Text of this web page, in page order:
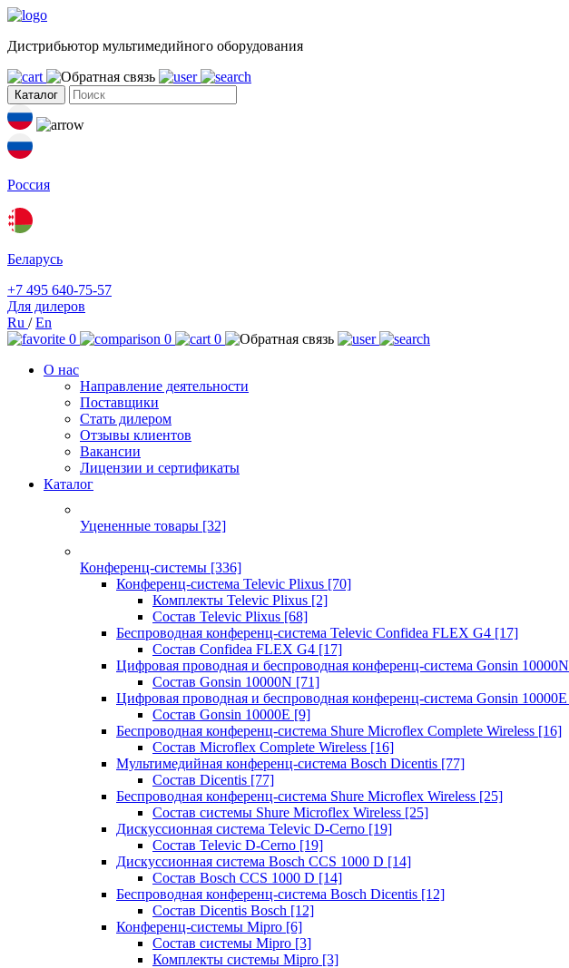
Дистрибьютор мультимедийного оборудования
Каталог
Россия
Беларусь
+7 495 640-75-57
Для дилеров
Ru /En
0
0
0
О нас
Направление деятельности
Поставщики
Стать дилером
Отзывы клиентов
Вакансии
Лицензии и сертификаты
Каталог
Уцененные товары [32]
Конференц-системы [336]
Конференц-система Televic Plixus [70]
Комплекты Televic Plixus [2]
Состав Televic Plixus [68]
Беспроводная конференц-система Televic Confidea FLEX G4 [17]
Состав Confidea FLEX G4 [17]
Цифровая проводная и беспроводная конференц-система Gonsin 10000N
Состав Gonsin 10000N [71]
Цифровая проводная и беспроводная конференц-система Gonsin 10000E
Состав Gonsin 10000E [9]
Беспроводная конференц-система Shure Microflex Complete Wireless [16]
Состав Microflex Complete Wireless [16]
Мультимедийная конференц-система Bosch Dicentis [77]
Состав Dicentis [77]
Беспроводная конференц-система Shure Microflex Wireless [25]
Состав системы Shure Microflex Wireless [25]
Дискуссионная система Televic D-Cerno [19]
Состав Televic D-Cerno [19]
Дискуссионная система Bosch CCS 1000 D [14]
Состав Bosch CCS 1000 D [14]
Беспроводная конференц-система Bosch Dicentis [12]
Состав Dicentis Bosch [12]
Конференц-системы Mipro [6]
Состав системы Mipro [3]
Комплекты системы Mipro [3]